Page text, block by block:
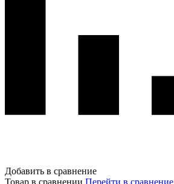
Добавить в сравнение
Товар в сравнении Перейти в сравнение